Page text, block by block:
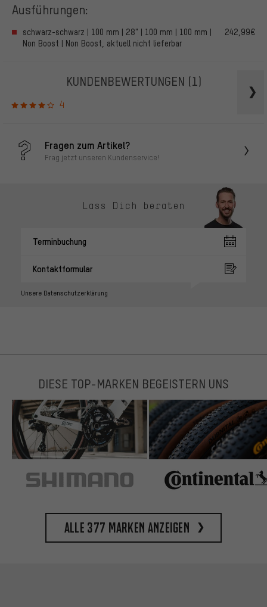
Ausführungen:
schwarz-schwarz | 100 mm | 28" | 100 mm | 100 mm |
Non Boost | Non Boost, aktuell nicht lieferbar
242,99€
KUNDENBEWERTUNGEN (1)
4
Fragen zum Artikel?
Frag jetzt unseren Kundenservice!
Lass Dich beraten
Terminbuchung
Kontaktformular
Unsere Datenschutzerklärung
DIESE TOP-MARKEN BEGEISTERN UNS
Alle 377 Marken anzeigen